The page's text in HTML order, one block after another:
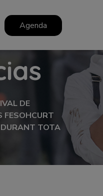
Agenda
DE
FESOHCURT
TOTA